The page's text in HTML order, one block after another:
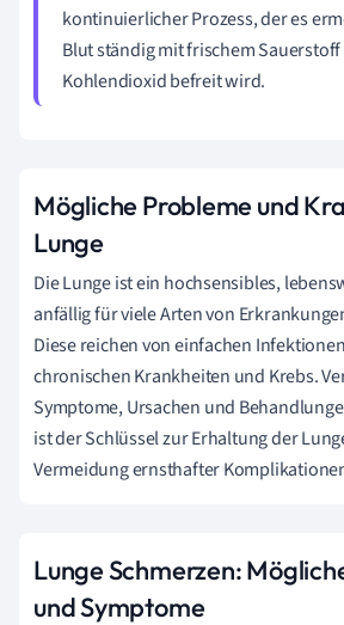
kontinuierlicher Prozess, der es
Blut ständig mit frischem
Kohlendioxid befreit wird.
Mögliche Probleme und
Lunge
Die Lunge ist ein hochsensibles,
anfällig für viele Arten von
Diese reichen von einfachen
chronischen Krankheiten und Krebs.
Symptome, Ursachen und
ist der Schlüssel zur Erhaltung der
Vermeidung ernsthafter
Lunge Schmerzen:
und Symptome